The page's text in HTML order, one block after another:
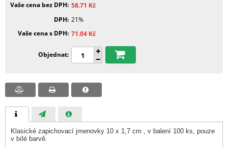
Vaše cena bez DPH 58.71 Kč
DPH 21%
Vaše cena s DPH 71.04 Kč
Objednat
Klasické zapichovací jmenovky 10 x 1,7 cm , v balení 100 ks, pouze
v bílé barvě.